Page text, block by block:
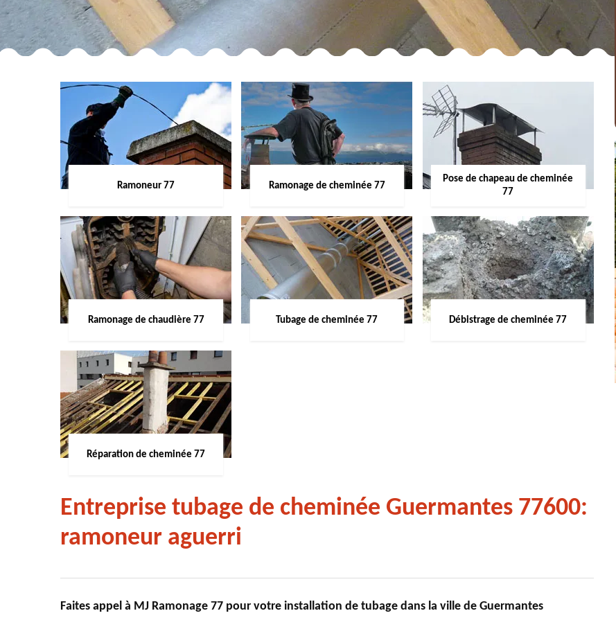
Ramoneur 77 Ramonage de cheminée 77
Pose de chapeau de cheminée
77
Ramonage de chaudière 77 Tubage de cheminée 77 Débistrage de cheminée 77
Réparation de cheminée 77
Entreprise tubage de cheminée Guermantes 77600:
ramoneur aguerri
Faites appel à MJ Ramonage 77 pour votre installation de tubage dans la ville de Guermantes